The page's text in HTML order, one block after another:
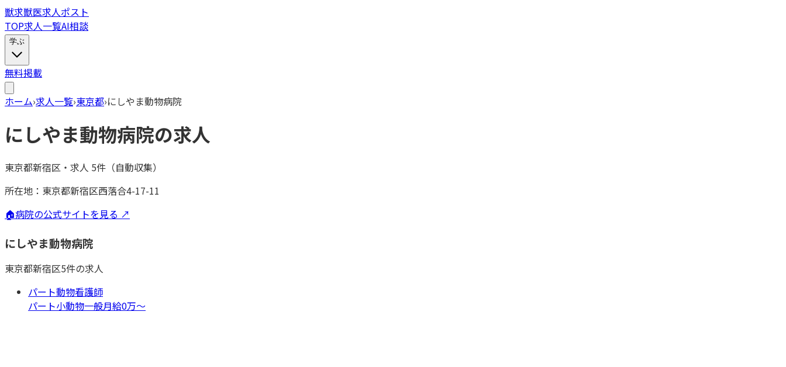
獣求獣医求人ポスト
TOP求人一覧AI相談
学ぶ
無料掲載
ホーム›求人一覧›東京都›にしやま動物病院
にしやま動物病院の求人
東京都新宿区 ・ 求人 5件（自動収集）
所在地： 東京都新宿区西落合4-17-11
🏠病院の公式サイトを見る ↗
にしやま動物病院
東京都新宿区5件の求人
パート動物看護師
パート小動物一般月給0万〜